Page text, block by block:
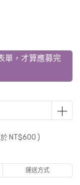
單，才算應募完
NT$600 )
運送方式